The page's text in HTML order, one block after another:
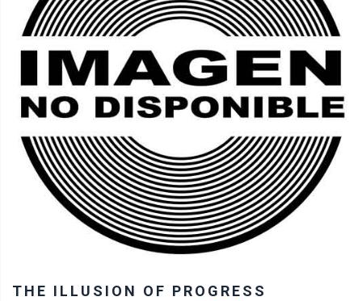
THE ILLUSION OF PROGRESS